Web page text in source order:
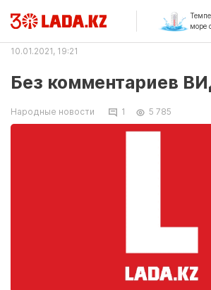
море
10.01.2021, 19:21
Без комментариев
Народные новости 1 5 785